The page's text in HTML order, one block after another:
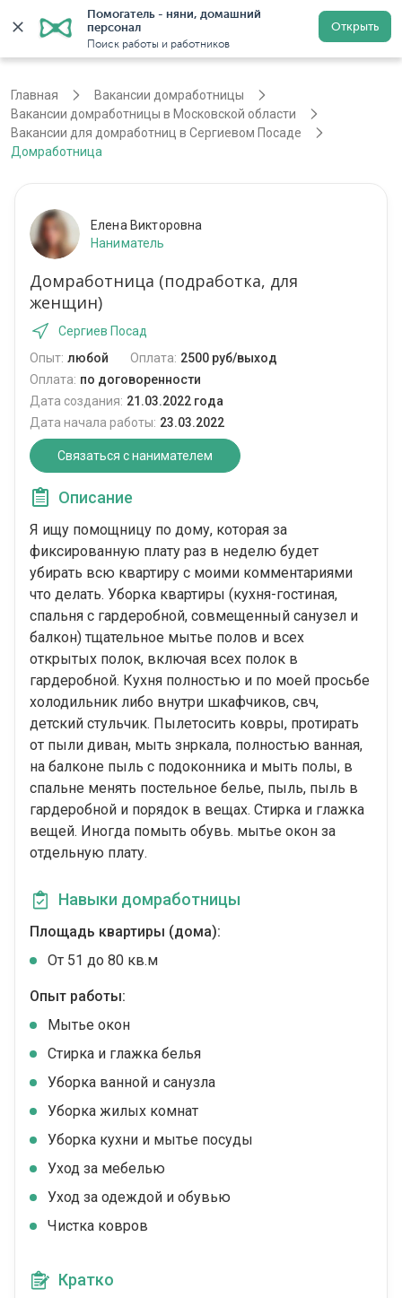
Помогатель - няни, домашний
персонал
Поиск работы и работников
Открыть
Регистрация
Главная
Вакансии домработницы
Вакансии домработницы в Московской области
Вакансии для домработниц в Сергиевом Посаде
Домработница
Елена Викторовна
Наниматель
Домработница (подработка, для
женщин)
Сергиев Посад
Опыт: любой Оплата: 2500 руб/выход
Оплата: по договоренности
Дата создания: 21.03.2022 года
Дата начала работы: 23.03.2022
Связаться с нанимателем
Описание
Я ищу помощницу по дому, которая за
фиксированную плату раз в неделю будет
убирать всю квартиру с моими комментариями
что делать. Уборка квартиры (кухня-гостиная,
спальня с гардеробной, совмещенный санузел и
балкон) тщательное мытье полов и всех
открытых полок, включая всех полок в
гардеробной. Кухня полностью и по моей просьбе
холодильник либо внутри шкафчиков, свч,
детский стульчик. Пылетосить ковры, протирать
от пыли диван, мыть знркала, полностью ванная,
на балконе пыль с подоконника и мыть полы, в
спальне менять постельное белье, пыль, пыль в
гардеробной и порядок в вещах. Стирка и глажка
вещей. Иногда помыть обувь. мытье окон за
отдельную плату.
Навыки домработницы
Площадь квартиры (дома):
От 51 до 80 кв.м
Опыт работы:
Мытье окон
Стирка и глажка белья
Уборка ванной и санузла
Уборка жилых комнат
Уборка кухни и мытье посуды
Уход за мебелью
Уход за одеждой и обувью
Чистка ковров
Кратко